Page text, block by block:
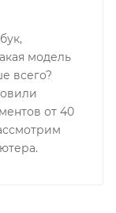
модель
всего?
от 40